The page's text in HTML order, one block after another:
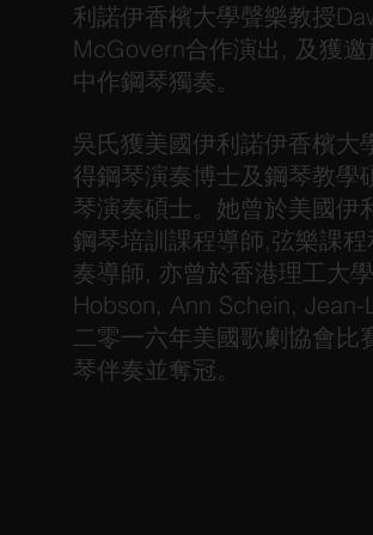
利諾伊香檳大學聲樂教授
McGovern合作演出, 及獲
中作鋼琴獨奏。
吳氏獲美國伊利諾伊香檳大
得鋼琴演奏博士及鋼琴教學
琴演奏碩士。她曾於美國伊
鋼琴培訓課程導師,弦樂課
奏導師, 亦曾於香港理工大
Hobson, Ann Schein,
二零一六年美國歌劇協會比
琴伴奏並奪冠。